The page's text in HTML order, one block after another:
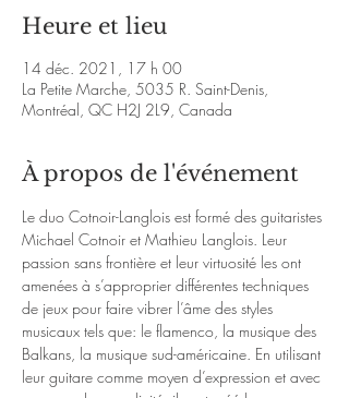
Heure et lieu
14 déc. 2021, 17 h 00
La Petite Marche, 5035 R. Saint-Denis,
Montréal, QC H2J 2L9, Canada
À propos de l'événement
Le duo Cotnoir-Langlois est formé des guitaristes
Michael Cotnoir et Mathieu Langlois. Leur
passion sans frontière et leur virtuosité les ont
amenées à s’approprier différentes techniques
de jeux pour faire vibrer l’âme des styles
musicaux tels que: le flamenco, la musique des
Balkans, la musique sud-américaine. En utilisant
leur guitare comme moyen d’expression et avec